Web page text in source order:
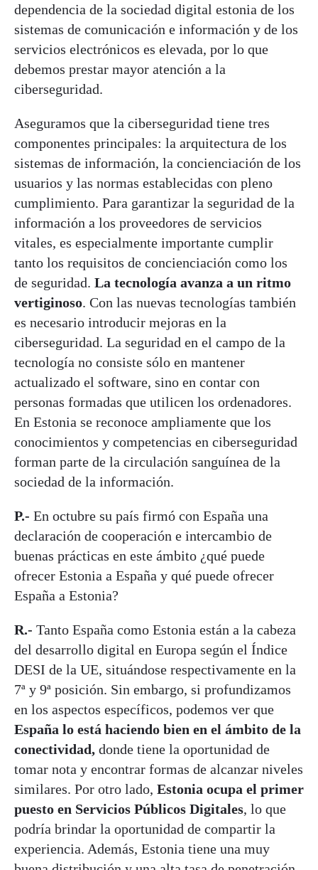
dependencia de la sociedad digital estonia de los
sistemas de comunicación e información y de los
servicios electrónicos es elevada, por lo que
debemos prestar mayor atención a la
ciberseguridad.
Aseguramos que la ciberseguridad tiene tres
componentes principales: la arquitectura de los
sistemas de información, la concienciación de los
usuarios y las normas establecidas con pleno
cumplimiento. Para garantizar la seguridad de la
información a los proveedores de servicios
vitales, es especialmente importante cumplir
tanto los requisitos de concienciación como los
de seguridad. La tecnología avanza a un ritmo
vertiginoso. Con las nuevas tecnologías también
es necesario introducir mejoras en la
ciberseguridad. La seguridad en el campo de la
tecnología no consiste sólo en mantener
actualizado el software, sino en contar con
personas formadas que utilicen los ordenadores.
En Estonia se reconoce ampliamente que los
conocimientos y competencias en ciberseguridad
forman parte de la circulación sanguínea de la
sociedad de la información.
P.- En octubre su país firmó con España una
declaración de cooperación e intercambio de
buenas prácticas en este ámbito ¿qué puede
ofrecer Estonia a España y qué puede ofrecer
España a Estonia?
R.- Tanto España como Estonia están a la cabeza
del desarrollo digital en Europa según el Índice
DESI de la UE, situándose respectivamente en la
7ª y 9ª posición. Sin embargo, si profundizamos
en los aspectos específicos, podemos ver que
España lo está haciendo bien en el ámbito de la
conectividad, donde tiene la oportunidad de
tomar nota y encontrar formas de alcanzar niveles
similares. Por otro lado, Estonia ocupa el primer
puesto en Servicios Públicos Digitales, lo que
podría brindar la oportunidad de compartir la
experiencia. Además, Estonia tiene una muy